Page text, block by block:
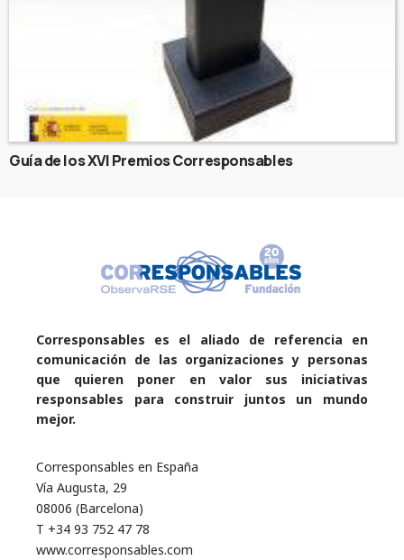
Guía de los XVI Premios Corresponsables
Corresponsables es el aliado de referencia en
comunicación de las organizaciones y personas
que quieren poner en valor sus iniciativas
responsables para construir juntos un mundo
mejor.
Corresponsables en España
Vía Augusta, 29
08006 (Barcelona)
T +34 93 752 47 78
www.corresponsables.com